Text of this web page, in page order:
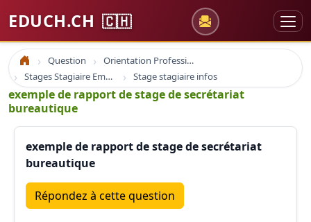
EDUCH.CH 🇨🇭
Accueil Question
Orientation Professionnelle
Stages Stagiaire Emploi
Stage stagiaire infos
exemple de rapport de stage de secrétariat
bureautique
exemple de rapport de stage de secrétariat
bureautique
Répondez à cette question